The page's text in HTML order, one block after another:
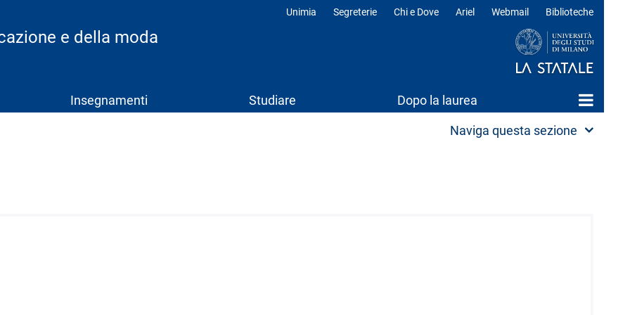
e della moda
Unimia Segreterie Chi e Dove Ariel Webmail Biblioteche
Insegnamenti Studiare Dopo la laurea
Naviga questa sezione